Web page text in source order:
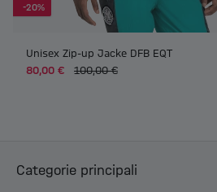
-20%
Unisex Zip-up Jacke DFB EQT
80,00 €
100,00 €
Categorie principali